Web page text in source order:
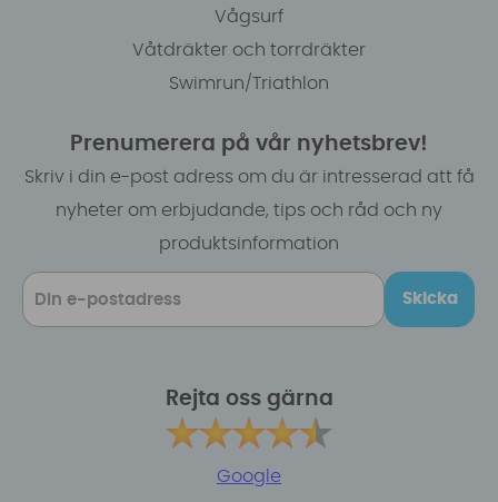
Vågsurf
Våtdräkter och torrdräkter
Swimrun/Triathlon
Prenumerera på vår nyhetsbrev!
Skriv i din e-post adress om du är intresserad att få
nyheter om erbjudande, tips och råd och ny
produktsinformation
Skicka
Rejta oss gärna
Google